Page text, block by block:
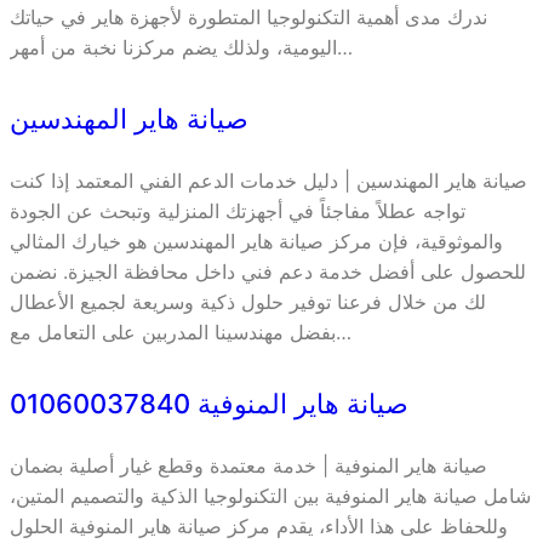
ندرك مدى أهمية التكنولوجيا المتطورة لأجهزة هاير في حياتك
اليومية، ولذلك يضم مركزنا نخبة من أمهر…
صيانة هاير المهندسين
صيانة هاير المهندسين | دليل خدمات الدعم الفني المعتمد إذا كنت
تواجه عطلاً مفاجئاً في أجهزتك المنزلية وتبحث عن الجودة
والموثوقية، فإن مركز صيانة هاير المهندسين هو خيارك المثالي
للحصول على أفضل خدمة دعم فني داخل محافظة الجيزة. نضمن
لك من خلال فرعنا توفير حلول ذكية وسريعة لجميع الأعطال
بفضل مهندسينا المدربين على التعامل مع…
صيانة هاير المنوفية 01060037840
صيانة هاير المنوفية | خدمة معتمدة وقطع غيار أصلية بضمان
شامل صيانة هاير المنوفية بين التكنولوجيا الذكية والتصميم المتين،
وللحفاظ على هذا الأداء، يقدم مركز صيانة هاير المنوفية الحلول